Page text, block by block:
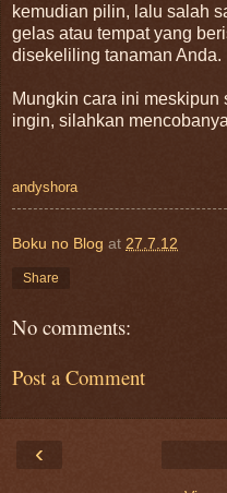
kemudian pilin, lalu salah
gelas atau tempat yang
disekeliling tanaman Anda.
Mungkin cara ini meskipun
ingin, silahkan
andyshora
Boku no Blog at 27.7.12
Share
No comments:
Post a Comment
‹